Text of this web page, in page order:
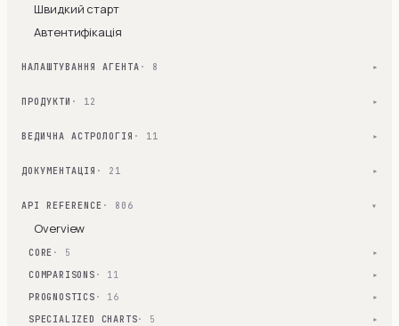
Швидкий старт
Автентифікація
НАЛАШТУВАННЯ АГЕНТА · 8 ▾
ПРОДУКТИ · 12 ▾
ВЕДИЧНА АСТРОЛОГІЯ · 11 ▾
ДОКУМЕНТАЦІЯ · 21 ▾
API REFERENCE · 806 ▾
Overview
CORE · 5 ▾
COMPARISONS · 11 ▾
PROGNOSTICS · 16 ▾
SPECIALIZED CHARTS· 5 ▾